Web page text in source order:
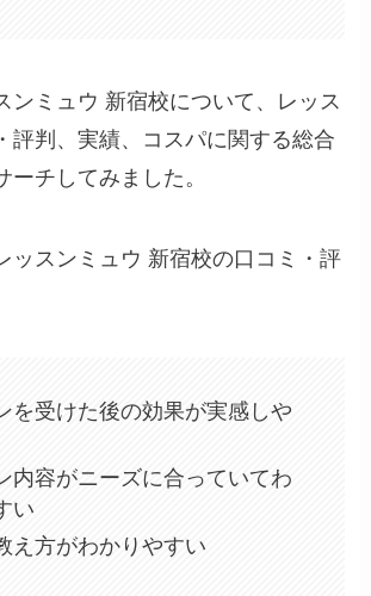
ンミュウ 新宿校について、レッス
評判、実績、コスパに関する総合
ーチしてみました。
ッスンミュウ 新宿校の口コミ・評
を受けた後の効果が実感しや
内容がニーズに合っていてわ
い
え方がわかりやすい